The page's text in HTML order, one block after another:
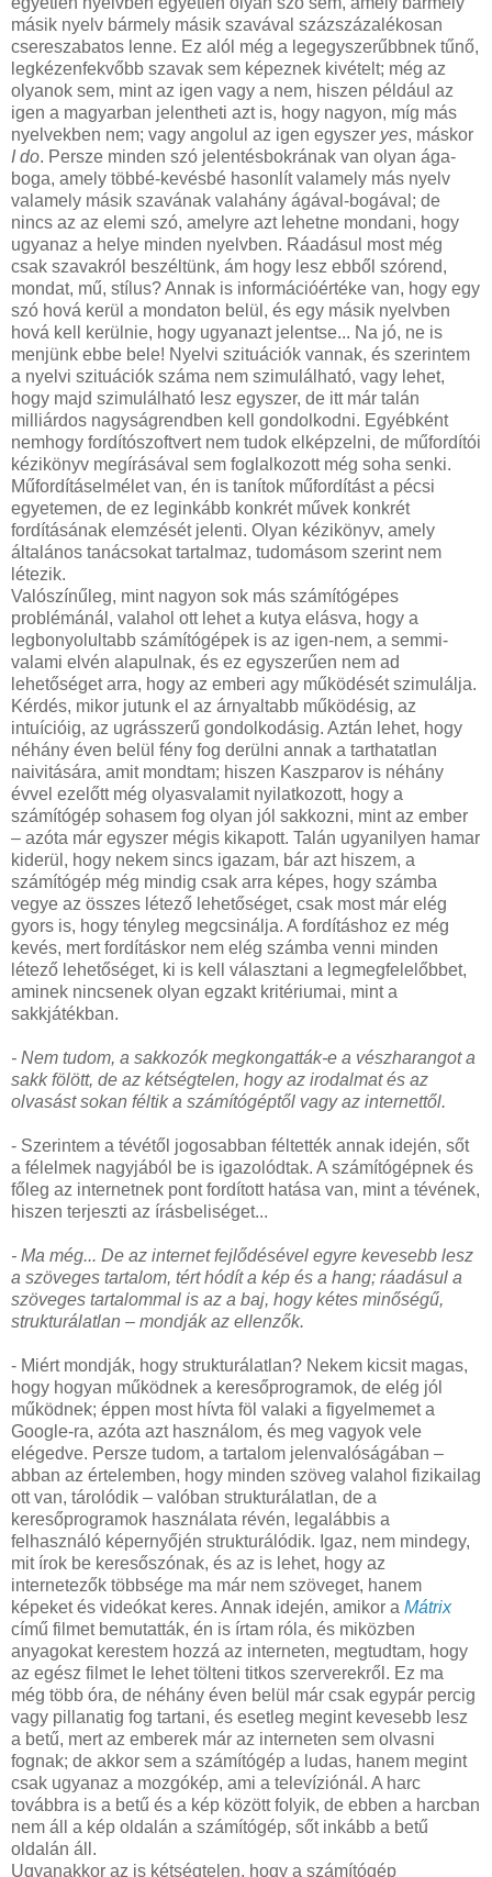
másik nyelv bármely másik szavával százszázalékosan
csereszabatos lenne. Ez alól még a legegyszerűbbnek tűnő,
legkézenfekvőbb szavak sem képeznek kivételt; még az
olyanok sem, mint az igen vagy a nem, hiszen például az
igen a magyarban jelentheti azt is, hogy nagyon, míg más
nyelvekben nem; vagy angolul az igen egyszer yes, máskor
I do. Persze minden szó jelentésbokrának van olyan ága-
boga, amely többé-kevésbé hasonlít valamely más nyelv
valamely másik szavának valahány ágával-bogával; de
nincs az az elemi szó, amelyre azt lehetne mondani, hogy
ugyanaz a helye minden nyelvben. Ráadásul most még
csak szavakról beszéltünk, ám hogy lesz ebből szórend,
mondat, mű, stílus? Annak is információértéke van, hogy egy
szó hová kerül a mondaton belül, és egy másik nyelvben
hová kell kerülnie, hogy ugyanazt jelentse... Na jó, ne is
menjünk ebbe bele! Nyelvi szituációk vannak, és szerintem
a nyelvi szituációk száma nem szimulálható, vagy lehet,
hogy majd szimulálható lesz egyszer, de itt már talán
milliárdos nagyságrendben kell gondolkodni. Egyébként
nemhogy fordítószoftvert nem tudok elképzelni, de műfordítói
kézikönyv megírásával sem foglalkozott még soha senki.
Műfordításelmélet van, én is tanítok műfordítást a pécsi
egyetemen, de ez leginkább konkrét művek konkrét
fordításának elemzését jelenti. Olyan kézikönyv, amely
általános tanácsokat tartalmaz, tudomásom szerint nem
létezik.
Valószínűleg, mint nagyon sok más számítógépes
problémánál, valahol ott lehet a kutya elásva, hogy a
legbonyolultabb számítógépek is az igen-nem, a semmi-
valami elvén alapulnak, és ez egyszerűen nem ad
lehetőséget arra, hogy az emberi agy működését szimulálja.
Kérdés, mikor jutunk el az árnyaltabb működésig, az
intuícióig, az ugrásszerű gondolkodásig. Aztán lehet, hogy
néhány éven belül fény fog derülni annak a tarthatatlan
naivitására, amit mondtam; hiszen Kaszparov is néhány
évvel ezelőtt még olyasvalamit nyilatkozott, hogy a
számítógép sohasem fog olyan jól sakkozni, mint az ember
– azóta már egyszer mégis kikapott. Talán ugyanilyen hamar
kiderül, hogy nekem sincs igazam, bár azt hiszem, a
számítógép még mindig csak arra képes, hogy számba
vegye az összes létező lehetőséget, csak most már elég
gyors is, hogy tényleg megcsinálja. A fordításhoz ez még
kevés, mert fordításkor nem elég számba venni minden
létező lehetőséget, ki is kell választani a legmegfelelőbbet,
aminek nincsenek olyan egzakt kritériumai, mint a
sakkjátékban.
- Nem tudom, a sakkozók megkongatták-e a vészharangot a
sakk fölött, de az kétségtelen, hogy az irodalmat és az
olvasást sokan féltik a számítógéptől vagy az internettől.
- Szerintem a tévétől jogosabban féltették annak idején, sőt
a félelmek nagyjából be is igazolódtak. A számítógépnek és
főleg az internetnek pont fordított hatása van, mint a tévének,
hiszen terjeszti az írásbeliséget...
- Ma még... De az internet fejlődésével egyre kevesebb lesz
a szöveges tartalom, tért hódít a kép és a hang; ráadásul a
szöveges tartalommal is az a baj, hogy kétes minőségű,
strukturálatlan – mondják az ellenzők.
- Miért mondják, hogy strukturálatlan? Nekem kicsit magas,
hogy hogyan működnek a keresőprogramok, de elég jól
működnek; éppen most hívta föl valaki a figyelmemet a
Google-ra, azóta azt használom, és meg vagyok vele
elégedve. Persze tudom, a tartalom jelenvalóságában –
abban az értelemben, hogy minden szöveg valahol fizikailag
ott van, tárolódik – valóban strukturálatlan, de a
keresőprogramok használata révén, legalábbis a
felhasználó képernyőjén strukturálódik. Igaz, nem mindegy,
mit írok be keresőszónak, és az is lehet, hogy az
internetezők többsége ma már nem szöveget, hanem
képeket és videókat keres. Annak idején, amikor a Mátrix
című filmet bemutatták, én is írtam róla, és miközben
anyagokat kerestem hozzá az interneten, megtudtam, hogy
az egész filmet le lehet tölteni titkos szerverekről. Ez ma
még több óra, de néhány éven belül már csak egypár percig
vagy pillanatig fog tartani, és esetleg megint kevesebb lesz
a betű, mert az emberek már az interneten sem olvasni
fognak; de akkor sem a számítógép a ludas, hanem megint
csak ugyanaz a mozgókép, ami a televíziónál. A harc
továbbra is a betű és a kép között folyik, de ebben a harcban
nem áll a kép oldalán a számítógép, sőt inkább a betű
oldalán áll.
Ugyanakkor az is kétségtelen, hogy a számítógép